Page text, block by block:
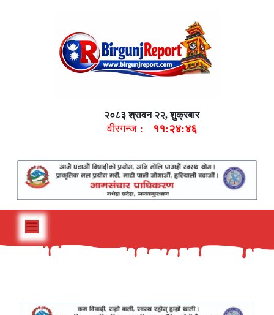
२०८३ श्रावन २२, शुक्रबार
वीरगन्ज : ११:२४:४७